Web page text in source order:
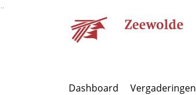
Ga naar de inhoud van deze pagina
Dashboard Vergaderingen